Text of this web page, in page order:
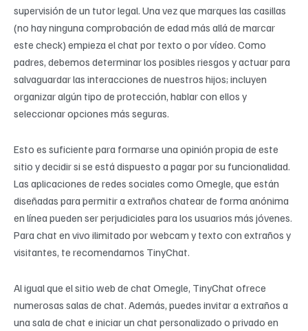
supervisión de un tutor legal. Una vez que marques las casillas
(no hay ninguna comprobación de edad más allá de marcar
este check) empieza el chat por texto o por vídeo. Como
padres, debemos determinar los posibles riesgos y actuar para
salvaguardar las interacciones de nuestros hijos; incluyen
organizar algún tipo de protección, hablar con ellos y
seleccionar opciones más seguras.
Esto es suficiente para formarse una opinión propia de este
sitio y decidir si se está dispuesto a pagar por su funcionalidad.
Las aplicaciones de redes sociales como Omegle, que están
diseñadas para permitir a extraños chatear de forma anónima
en línea pueden ser perjudiciales para los usuarios más jóvenes.
Para chat en vivo ilimitado por webcam y texto con extraños y
visitantes, te recomendamos TinyChat.
Al igual que el sitio web de chat Omegle, TinyChat ofrece
numerosas salas de chat. Además, puedes invitar a extraños a
una sala de chat e iniciar un chat personalizado o privado en